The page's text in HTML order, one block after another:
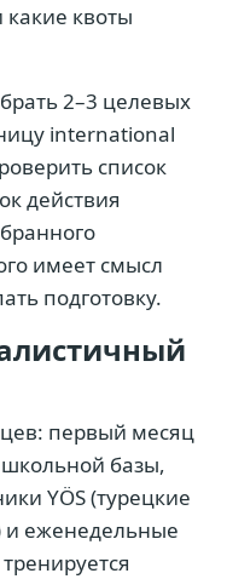
квоты
2–3 целевых
international
список
действия
имеет смысл
подготовку.
первый месяц
базы,
YÖS (турецкие
и еженедельные